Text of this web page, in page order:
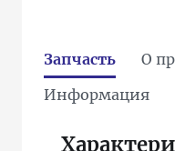
Запчасть
О
Информация